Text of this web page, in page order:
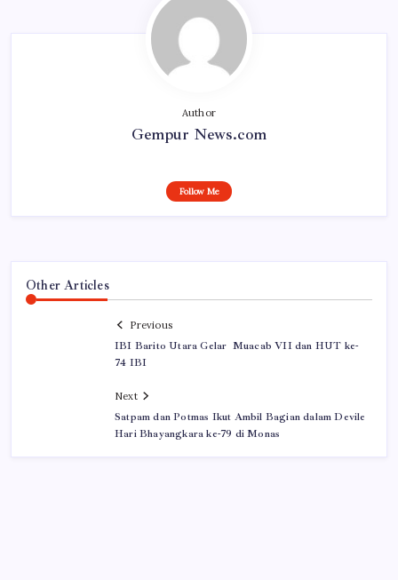
Author
Gempur News.com
Follow Me
Other Articles
Previous
IBI Barito Utara Gelar Muacab VII dan HUT ke-
74 IBI
Next
Satpam dan Potmas Ikut Ambil Bagian dalam Devile
Hari Bhayangkara ke-79 di Monas